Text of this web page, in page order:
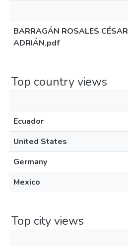
BARRAGÁN ROSALES CÉSAR
ADRIÁN.pdf
Top country views
Ecuador
United States
Germany
Mexico
Top city views